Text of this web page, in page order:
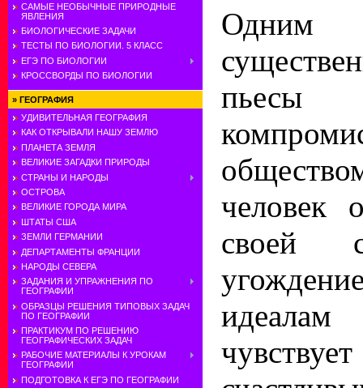
САМЫЕ НЕОБЫЧНЫЕ ПРИРОДНЫЕ
ЯВЛЕНИЯ
БИОЛОГИЧЕСКИЕ ЗАДАЧИ
ТЕСТЫ ПО БИОЛОГИИ. 5 КЛАСС
ЕГЭ ПО БИОЛОГИИ
КРОССВОРДЫ ПО БИОЛОГИИ
» ГЕОГРАФИЯ
УДИВИТЕЛЬНАЯ ГЕОГРАФИЯ
КАК ОТКРЫВАЛИ НАШУ ЗЕМЛЮ
ПЛАНЕТА ЗЕМЛЯ
ВЕЛИКИЕ ЗАГАДКИ ПРИРОДЫ
СТРАНЫ И НАРОДЫ
ОСТРОВА
ВЕЛИКИЕ ГОРОДА МИРА
ШТАТЫ США
ЗЕМЛИ ГЕРМАНИИ
ДЕПАРТАМЕНТЫ ФРАНЦИИ
НАРОДЫ СЕВЕРА
ЗАДАНИЯ И УПРАЖНЕНИЯ ПО
ГЕОГРАФИИ
ОБРАЗЦЫ РЕШЕНИЯ ТИПОВЫХ ЗАДАЧ
ПО ГЕОГРАФИИ
ПРАКТИКУМ ПО РЕШЕНИЮ
ГЕОГРАФИЧЕСКИХ ЗАДАЧ
РАБОЧИЕ МАТЕРИАЛЫ К УРОКАМ
ГЕОГРАФИИ
ПОДГОТОВКА К ЕГЭ ПО ГЕОГРАФИИ
пьесы
человек
своей